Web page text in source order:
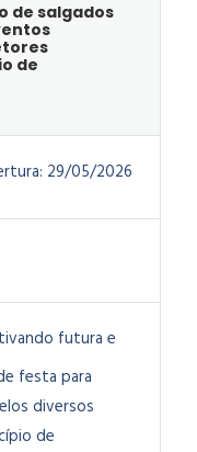
de salgados
de
29/05/2026
futura e
festa para
diversos
de